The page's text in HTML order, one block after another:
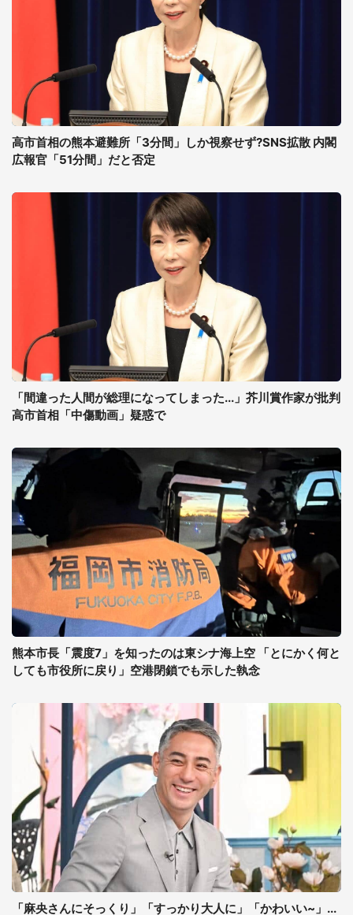
高市首相の熊本避難所「3分間」しか視察せず?SNS拡散 内閣
広報官「51分間」だと否定
「間違った人間が総理になってしまった...」芥川賞作家が批判
高市首相「中傷動画」疑惑で
熊本市長「震度7」を知ったのは東シナ海上空 「とにかく何と
しても市役所に戻り」空港閉鎖でも示した執念
「麻央さんにそっくり」「すっかり大人に」「かわいい~」...